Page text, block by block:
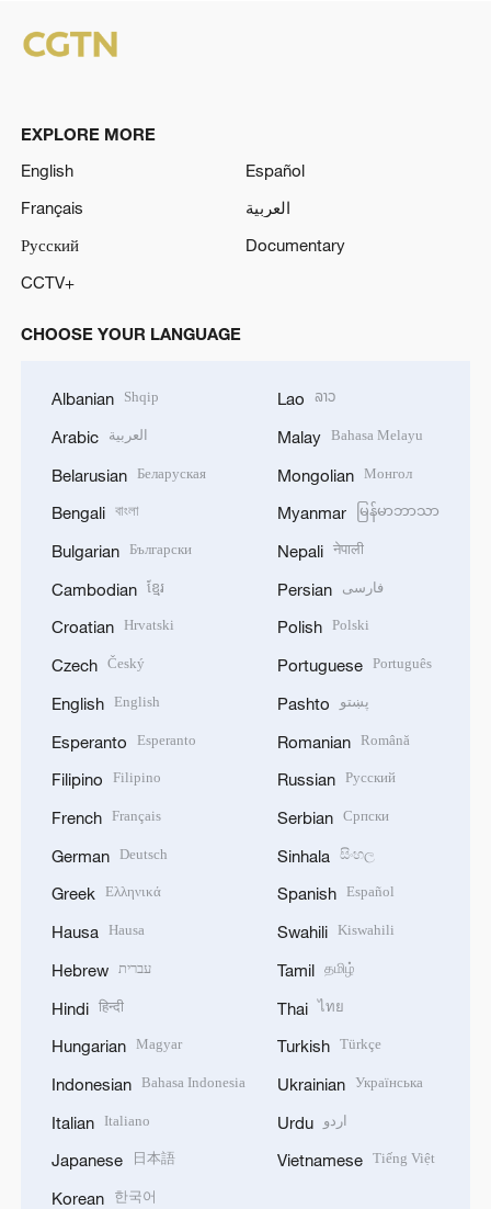
EXPLORE MORE
English
Español
Français
العربية
Русский
Documentary
CCTV+
CHOOSE YOUR LANGUAGE
Albanian Shqip
Arabic العربية
Belarusian Беларуская
Bengali বাংলা
Bulgarian Български
Cambodian ខ្មែរ
Croatian Hrvatski
Czech Český
English English
Esperanto Esperanto
Filipino Filipino
French Français
German Deutsch
Greek Ελληνικά
Hausa Hausa
Hebrew עברית
Hindi हिन्दी
Hungarian Magyar
Indonesian Bahasa Indonesia
Italian Italiano
Japanese 日本語
Korean 한국어
Lao ລາວ
Malay Bahasa Melayu
Mongolian Монгол
Myanmar မြန်မာဘာသာ
Nepali नेपाली
Persian فارسی
Polish Polski
Portuguese Português
Pashto پښتو
Romanian Română
Russian Русский
Serbian Српски
Sinhala සිංහල
Spanish Español
Swahili Kiswahili
Tamil தமிழ்
Thai ไทย
Turkish Türkçe
Ukrainian Українська
Urdu اردو
Vietnamese Tiếng Việt